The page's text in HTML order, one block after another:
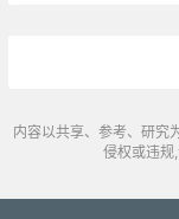
内容以共享、参考、研究
侵权或违规